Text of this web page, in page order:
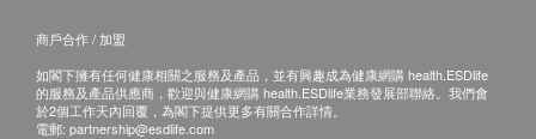
商戶合作 / 加盟
如閣下擁有任何健康相關之服務及產品，並有興趣成為健康網購 health.ESDlife
的服務及產品供應商，歡迎與健康網購 health.ESDlife業務發展部聯絡。我們會
於2個工作天內回覆，為閣下提供更多有關合作詳情。
電郵: partnership@esdlife.com